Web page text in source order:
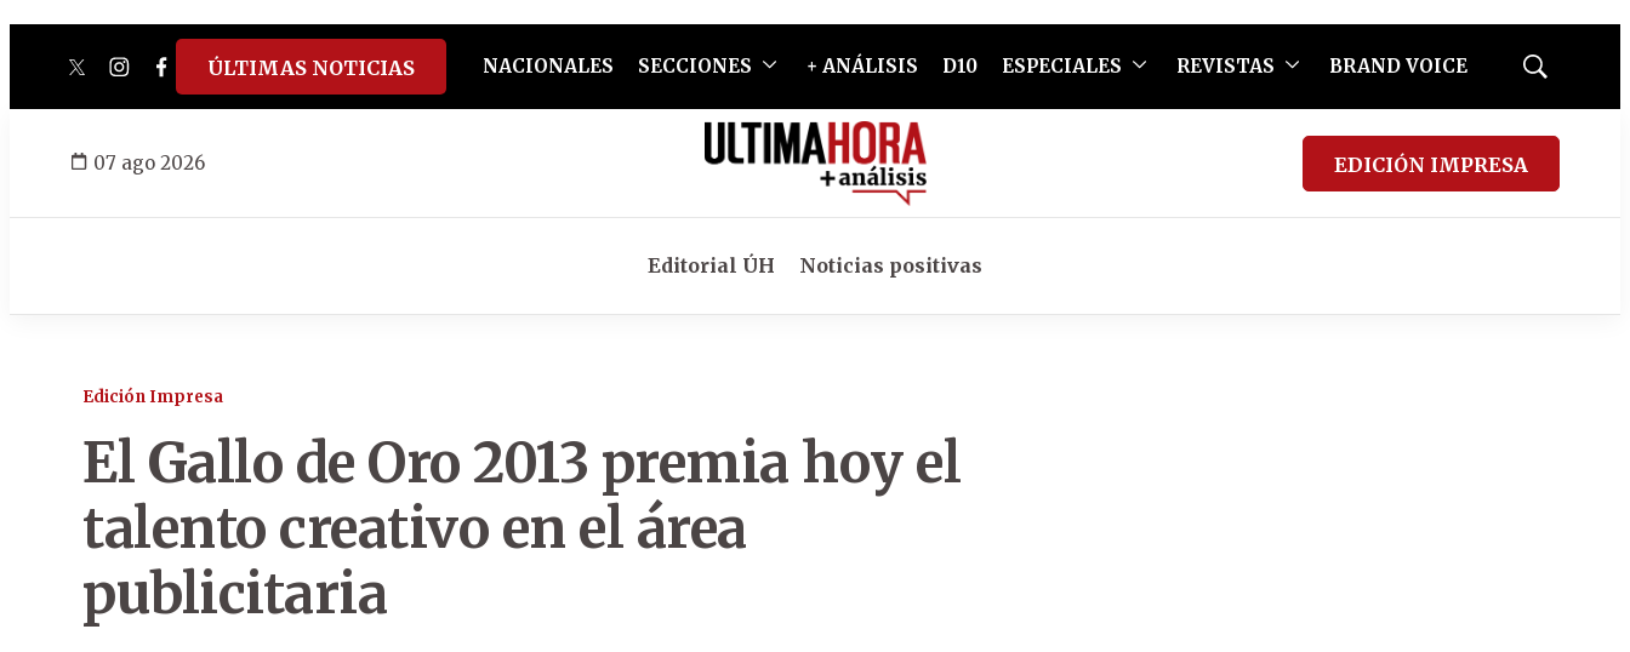
twitterinstagram
facebook
tiktokyoutube
spotify
ÚLTIMAS NOTICIAS NACIONALES SECCIONES + ANÁLISIS D10 ESPECIALES REVISTAS BRAND VOICE
Mostrar
07 ago 2026 EDICIÓN IMPRESA
Editorial ÚH Noticias positivas
Edición Impresa
El Gallo de Oro 2013 premia hoy el
talento creativo en el área
publicitaria